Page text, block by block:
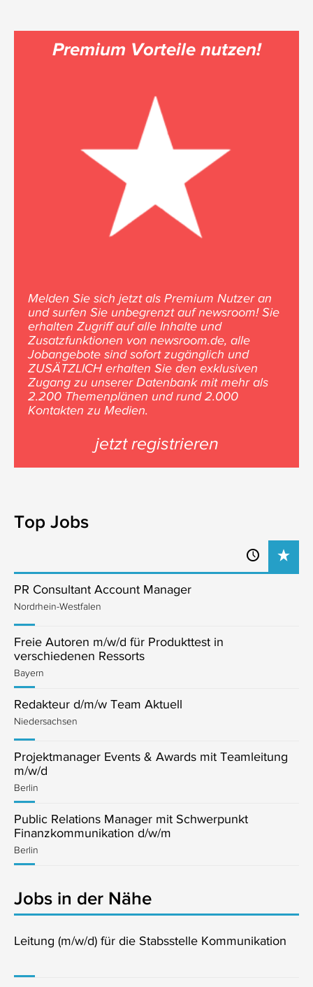
Premium Vorteile nutzen!
Melden Sie sich jetzt als Premium Nutzer an
und surfen Sie unbegrenzt auf newsroom! Sie
erhalten Zugriff auf alle Inhalte und
Zusatzfunktionen von newsroom.de, alle
Jobangebote sind sofort zugänglich und
ZUSÄTZLICH erhalten Sie den exklusiven
Zugang zu unserer Datenbank mit mehr als
2.200 Themenplänen und rund 2.000
Kontakten zu Medien.
jetzt registrieren
Top Jobs
PR Consultant Account Manager
Nordrhein-Westfalen
Freie Autoren m/w/d für Produkttest in
verschiedenen Ressorts
Bayern
Redakteur d/m/w Team Aktuell
Niedersachsen
Projektmanager Events & Awards mit Teamleitung
m/w/d
Berlin
Public Relations Manager mit Schwerpunkt
Finanzkommunikation d/w/m
Berlin
Jobs in der Nähe
Leitung (m/w/d) für die Stabsstelle Kommunikation